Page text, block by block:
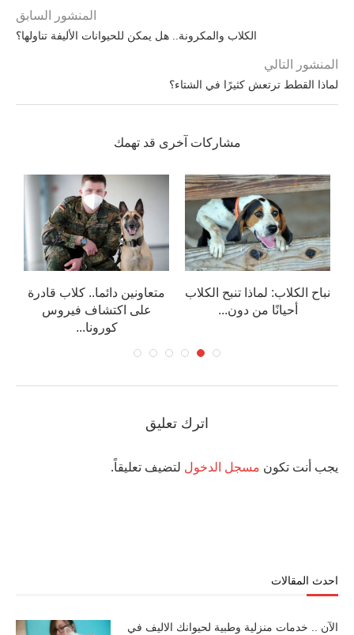
المنشور السابق
الكلاب والمكرونة.. هل يمكن للحيوانات الأليفة تناولها؟
المنشور التالي
لماذا القطط ترتعش كثيرًا في الشتاء؟
مشاركات آخرى قد تهمك
نباح الكلاب: لماذا تنبح الكلاب
أحيانًا من دون...
متعاونين دائما.. كلاب قادرة
على اكتشاف فيروس
كورونا...
اترك تعليق
يجب أنت تكون مسجل الدخول لتضيف تعليقاً.
احدث المقالات
الآن .. خدمات منزلية وطبية لحيوانك الاليف في